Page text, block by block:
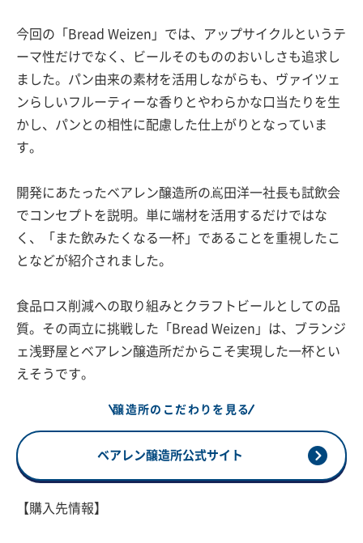
今回の「Bread Weizen」では、アップサイクルというテ
ーマ性だけでなく、ビールそのもののおいしさも追求し
ました。パン由来の素材を活用しながらも、ヴァイツェ
ンらしいフルーティーな香りとやわらかな口当たりを生
かし、パンとの相性に配慮した仕上がりとなっていま
す。
開発にあたったベアレン醸造所の嶌田洋一社長も試飲会
でコンセプトを説明。単に端材を活用するだけではな
く、「また飲みたくなる一杯」であることを重視したこ
となどが紹介されました。
食品ロス削減への取り組みとクラフトビールとしての品
質。その両立に挑戦した「Bread Weizen」は、ブランジ
ェ浅野屋とベアレン醸造所だからこそ実現した一杯とい
えそうです。
醸造所のこだわりを見る
ベアレン醸造所公式サイト
【購入先情報】